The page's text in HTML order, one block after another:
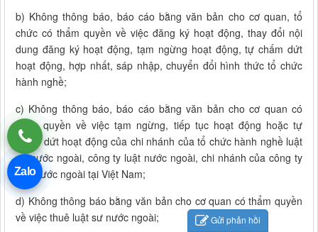
b) Không thông báo, báo cáo bằng văn bản cho cơ quan, tổ
chức có thẩm quyền về việc đăng ký hoạt động, thay đổi nội
dung đăng ký hoạt động, tạm ngừng hoạt động, tự chấm dứt
hoạt động, hợp nhất, sáp nhập, chuyển đổi hình thức tổ chức
hành nghề;
c) Không thông báo, báo cáo bằng văn bản cho cơ quan có
thẩm quyền về việc tạm ngừng, tiếp tục hoạt động hoặc tự
chấm dứt hoạt động của chi nhánh của tổ chức hành nghề luật
sư nước ngoài, công ty luật nước ngoài, chi nhánh của công ty
luật nước ngoài tại Việt Nam;
d) Không thông báo bằng văn bản cho cơ quan có thẩm quyền
về việc thuê luật sư nước ngoài;
Gửi phản hồi
Zalo